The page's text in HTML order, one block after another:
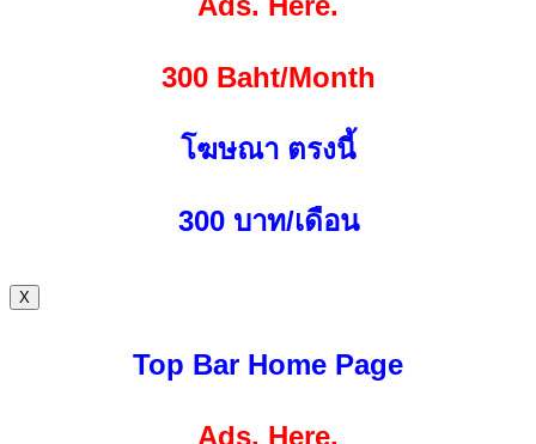
300 Baht/Month
โฆษณา ตรงนี้
300 บาท/เดือน
X
Top Bar Home Page
Ads. Here.